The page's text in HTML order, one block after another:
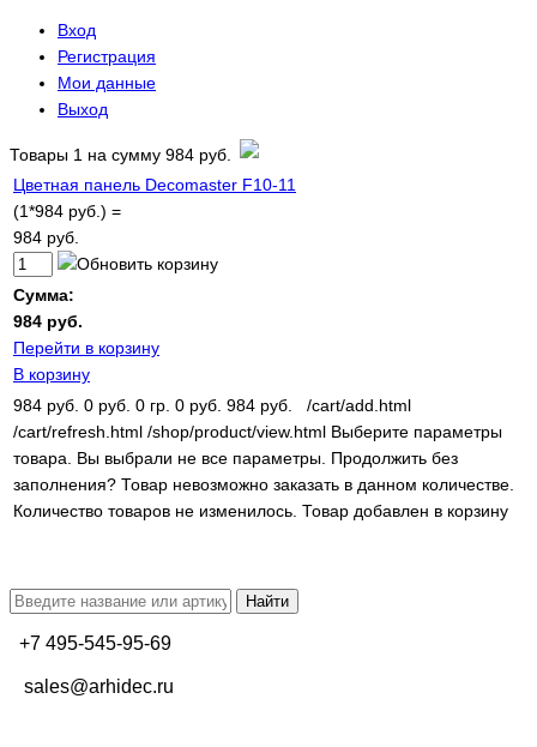
Вход
Регистрация
Мои данные
Выход
Товары 1 на сумму 984 руб.
Цветная панель Decomaster F10-11
(1*984 руб.) =
984 руб.
Сумма:
984 руб.
Перейти в корзину
В корзину
984 руб. 0 руб. 0 гр. 0 руб. 984 руб.
/cart/add.html
/cart/refresh.html /shop/product/view.html Выберите параметры
товара.
Вы выбрали не все параметры. Продолжить без
заполнения? Товар невозможно заказать в данном количестве.
Количество товаров не изменилось. Товар добавлен в корзину
+7 495-545-95-69
sales@arhidec.ru